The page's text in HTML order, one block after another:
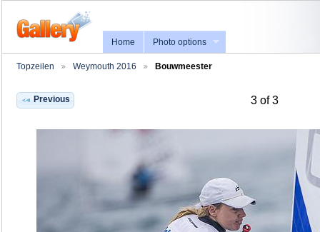
Home Photo options
Topzeilen Weymouth 2016 Bouwmeester
Previous 3 of 3